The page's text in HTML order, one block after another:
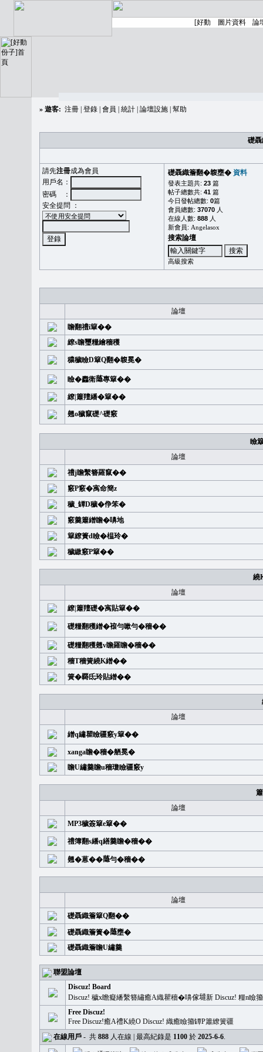
» 遊客: 注冊 登錄 會員 統計 論壇設施 幫助
礎
請先注冊成為會員
用戶名：
密碼 ：
安全提問 ：
礎聶織簷翻�䪖壅� 資料
發表主題共: 23 篇
帖子總數共: 41 篇
今日發帖總數: 0篇
會員總數: 37070 人
在線人數: 888 人
新會員: Angelasox
搜索論壇
高級搜索
論壇
瞻翻禮i簞��
繚s瞻璽糧繪穡穫
穠穢瞼D簞Q翻�䪖冕�
瞼�䆐衛𦻕專簞��
繚|簫羶繙�簞��
翹o穢竄礎^礎竅
瞼
論壇
禮j瞻繫簪羅竄��
竅P竅�㝢命簡z
穢_罈D穢�鿇笨�
竅羹簫繒瞻�嚊地
簞繚簣d瞼�榅玲�
穢繳竅P簞��
繞
論壇
繚|簫羶礎�㝢貼簞��
礎糧翻穫繒�䙛勻嗽勻�穡��
礎糧翻穫翹v瞻羅瞻�穡��
穡T穡簧繞K繒��
簧�覉氐玲貼繒��
論壇
繒q繡瞿瞼疆竅y簞��
xanga瞻�穡�舾冕�
瞻U繡羹瞻u穡瓊瞼疆竅y
論壇
MP3穢簽簞e簞��
禮簿翻s繙q繕羹瞻�穡��
翹�蒽��𦻕勻�穡��
論壇
礎聶織簷簞Q翻��
礎聶織簷簣�𦻕壅�
礎聶織簷瞻U繡羹
聯盟論壇
Discuz! Board
Discuz! 穢x瞻癡繙繫簪繡癒A織瞿穡�嚊傢𡐿新 Discuz! 糧n
Free Discuz!
Free Discuz!癒A禮K繞O Discuz! 織癒瞼籀罈P簫繚簧疆
在線用戶 - 共 888 人在線 | 最高紀錄是 1100 於 2025-6-6.